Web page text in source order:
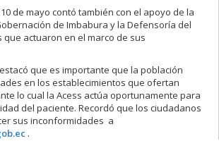
de mayo contó también con el apoyo de la
de Imbabura y la Defensoría del
que actuaron en el marco de sus
que es importante que la población
en los establecimientos que ofertan
lo cual la Acess actúa oportunamente para
del paciente. Recordó que los ciudadanos
sus inconformidades a
.